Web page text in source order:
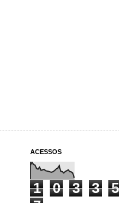
ACESSOS
1 0 3 3 5